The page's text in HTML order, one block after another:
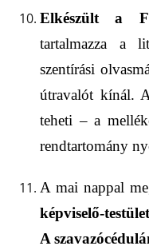
Elkészült a
tartalmazza a
szentírási
útravalót kínál.
teheti – a
rendtartomány
A mai nappal
képviselő-testület
A